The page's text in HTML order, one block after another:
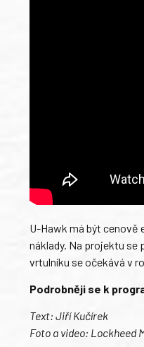
U-Hawk má být cenově
náklady. Na projektu
vrtulníku se očekává v
Podrobněji se k
Text: Jiří Kučírek
Foto a video: Lockheed